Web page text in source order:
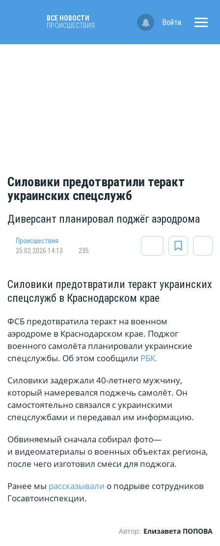
ВСЕ НОВОСТИ
ПРОИСШЕСТВИЯ
Войти
Силовики предотвратили теракт
украинских спецслужб
Диверсант планировал поджёг аэродрома
Происшествия
25.02.2026 14:13
235
Силовики предотвратили теракт украинских
спецслужб в Краснодарском крае
ФСБ предотвратила теракт на военном
аэродроме в Краснодарском крае. Поджог
военного самолёта планировали украинские
спецслужбы. Об этом сообщили РБК.
Силовики задержали 40-летнего мужчину,
который намеревался поджечь самолёт. Он
самостоятельно связался с украинскими
спецслужбами и передавал им информацию.
Обвиняемый сначала собирал фото—
и видеоматериалы о военных объектах региона,
после чего изготовил смеси для поджога.
Ранее мы рассказывали о подрыве сотрудников
Госавтоинспекции.
Автор: Елизавета ПОПОВА